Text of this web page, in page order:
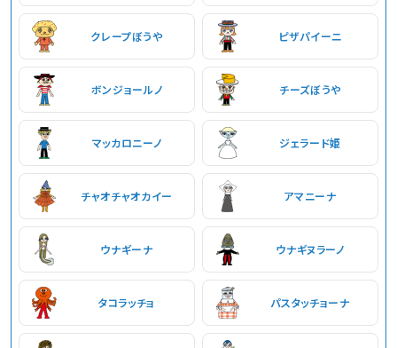
クレープぼうや ピザパイーニ
ボンジョールノ チーズぼうや
マッカロニーノ ジェラード姫
チャオチャオカイー アマニーナ
ウナギーナ ウナギヌラーノ
タコラッチョ パスタッチョーナ